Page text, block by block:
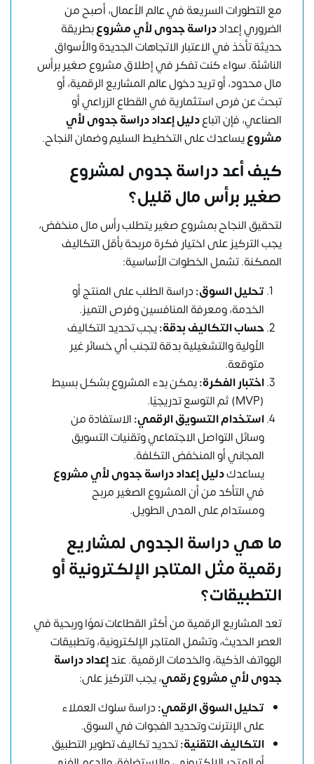
مع التطورات السريعة في عالم الأعمال، أصبح من
الضروري إعداددراسة جدوى لأي مشروعبطريقة
حديثة تأخذ في الاعتبار الاتجاهات الجديدة والأسواق
الناشئة. سواء كنت تفكر في إطلاق مشروع صغير برأس
مال محدود، أو تريد دخول عالم المشاريع الرقمية، أو
تبحث عن فرص استثمارية في القطاع الزراعي أو
الصناعي، فإن اتباعدليل إعداد دراسة جدوى لأي
مشروعيساعدك على التخطيط السليم وضمان النجاح.
كيف أعد دراسة جدوى لمشروع
صغير برأس مال قليل؟
لتحقيق النجاح بمشروع صغير يتطلب رأس مال منخفض،
يجب التركيز على اختيار فكرة مربحة بأقل التكاليف
الممكنة. تشمل الخطوات الأساسية:
تحليل السوق:دراسة الطلب على المنتج أو
الخدمة، ومعرفة المنافسين وفرص التميز.
حساب التكاليف بدقة:يجب تحديد التكاليف
الأولية والتشغيلية بدقة لتجنب أي خسائر غير
متوقعة.
اختبار الفكرة:يمكن بدء المشروع بشكل بسيط
(MVP) ثم التوسع تدريجيًا.
استخدام التسويق الرقمي:الاستفادة من
وسائل التواصل الاجتماعي وتقنيات التسويق
المجاني أو المنخفض التكلفة.
يساعدكدليل إعداد دراسة جدوى لأي مشروع
في التأكد من أن المشروع الصغير مربح
ومستدام على المدى الطويل.
ما هي دراسة الجدوى لمشاريع
رقمية مثل المتاجر الإلكترونية أو
التطبيقات؟
تعد المشاريع الرقمية من أكثر القطاعات نموًا وربحية في
العصر الحديث، وتشمل المتاجر الإلكترونية، وتطبيقات
الهواتف الذكية، والخدمات الرقمية. عندإعداد دراسة
جدوى لأي مشروع رقمي، يجب التركيز على:
تحليل السوق الرقمي:دراسة سلوك العملاء
على الإنترنت وتحديد الفجوات في السوق.
التكاليف التقنية:تحديد تكاليف تطوير التطبيق